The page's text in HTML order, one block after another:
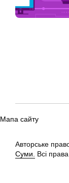
Мапа сайту
Авторське
Суми.
Всі